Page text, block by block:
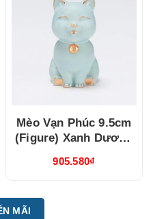
Mèo Vạn Phúc 9.5cm
(Figure) Xanh Dương
905.580₫
MÃI